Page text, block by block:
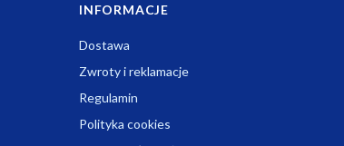
INFORMACJE
Dostawa
Zwroty i reklamacje
Regulamin
Polityka cookies